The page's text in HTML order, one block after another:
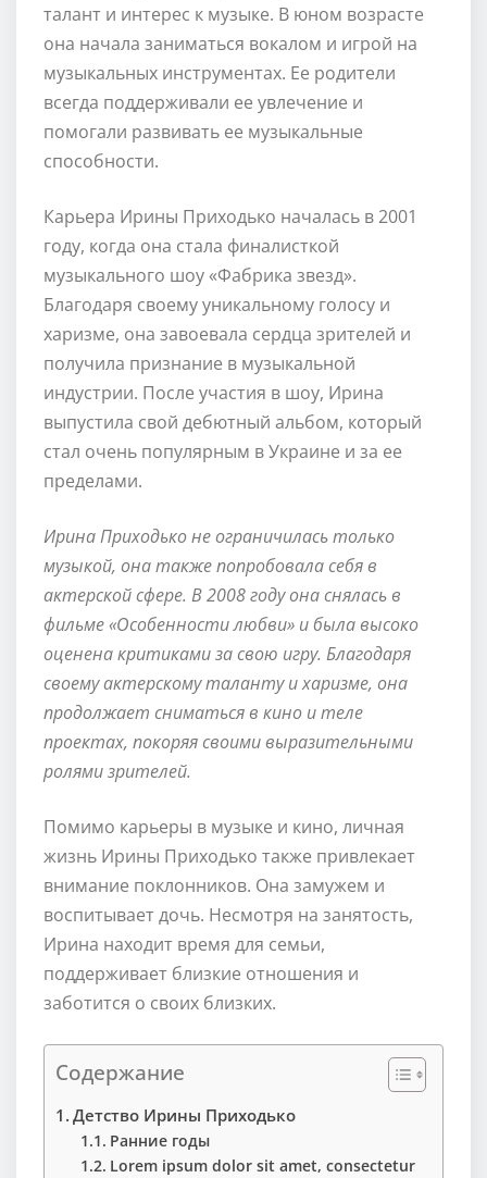
талант и интерес к музыке. В юном возрасте
она начала заниматься вокалом и игрой на
музыкальных инструментах. Ее родители
всегда поддерживали ее увлечение и
помогали развивать ее музыкальные
способности.
Карьера Ирины Приходько началась в 2001
году, когда она стала финалисткой
музыкального шоу «Фабрика звезд».
Благодаря своему уникальному голосу и
харизме, она завоевала сердца зрителей и
получила признание в музыкальной
индустрии. После участия в шоу, Ирина
выпустила свой дебютный альбом, который
стал очень популярным в Украине и за ее
пределами.
Ирина Приходько не ограничилась только
музыкой, она также попробовала себя в
актерской сфере. В 2008 году она снялась в
фильме «Особенности любви» и была высоко
оценена критиками за свою игру. Благодаря
своему актерскому таланту и харизме, она
продолжает сниматься в кино и теле
проектах, покоряя своими выразительными
ролями зрителей.
Помимо карьеры в музыке и кино, личная
жизнь Ирины Приходько также привлекает
внимание поклонников. Она замужем и
воспитывает дочь. Несмотря на занятость,
Ирина находит время для семьи,
поддерживает близкие отношения и
заботится о своих близких.
Содержание
Детство Ирины Приходько
Ранние годы
Lorem ipsum dolor sit amet, consectetur